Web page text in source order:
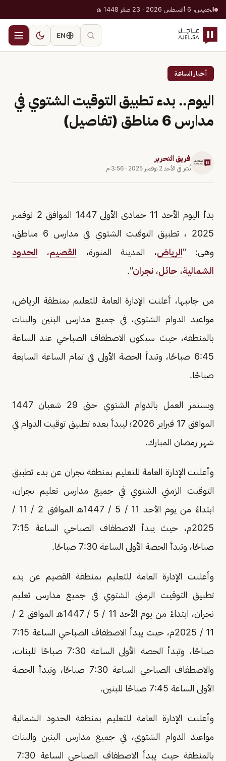
الخميس، 6 أغسطس 2026 · 23 صفر 1448 هـ
EN
أخبار الساعة
اليوم.. بدء تطبيق التوقيت الشتوي في
مدارس 6 مناطق (تفاصيل)
فريق التحرير
نُشر في الأحد 2 نوفمبر 2025 · 3:56 م
بدأ اليوم الأحد 11 جمادى الأولى 1447 الموافق 2 نوفمبر
2025 ، تطبيق التوقيت الشتوي في مدارس 6 مناطق،
وهى: "الرياض، المدينة المنورة، القصيم، الحدود
الشمالية، حائل، نجران".
من جانبها، أعلنت الإدارة العامة للتعليم بمنطقة الرياض،
مواعيد الدوام الشتوي، في جميع مدارس البنين والبنات
بالمنطقة، حيث سيكون الاصطفاف الصباحي عند الساعة
6:45 صباحًا، وتبدأ الحصة الأولى في تمام الساعة السابعة
صباحًا.
ويستمر العمل بالدوام الشتوي حتى 29 شعبان 1447
الموافق 17 فبراير 2026؛ ليبدأ بعده تطبيق توقيت الدوام في
شهر رمضان المبارك.
وأعلنت الإدارة العامة للتعليم بمنطقة نجران عن بدء تطبيق
التوقيت الزمني الشتوي في جميع مدارس تعليم نجران،
ابتداءً من يوم الأحد 11 / 5 / 1447هـ الموافق 2 / 11 /
2025م، حيث يبدأ الاصطفاف الصباحي الساعة 7:15
صباحًا، وتبدأ الحصة الأولى الساعة 7:30 صباحًا.
وأعلنت الإدارة العامة للتعليم بمنطقة القصيم عن بدء
تطبيق التوقيت الزمني الشتوي في جميع مدارس تعليم
نجران، ابتداءً من يوم الأحد 11 / 5 / 1447هـ الموافق 2 /
11 / 2025م، حيث يبدأ الاصطفاف الصباحي الساعة 7:15
صباحًا، وتبدأ الحصة الأولى الساعة 7:30 صباحًا للبنات،
والاصطفاف الصباحي الساعة 7:30 صباحًا، وتبدأ الحصة
الأولى الساعة 7:45 صباحًا للبنين.
وأعلنت الإدارة العامة للتعليم بمنطقة الحدود الشمالية
مواعيد الدوام الشتوي، في جميع مدارس البنين والبنات
بالمنطقة حيث يبدأ الاصطفاف الصباحي الساعة 7:30